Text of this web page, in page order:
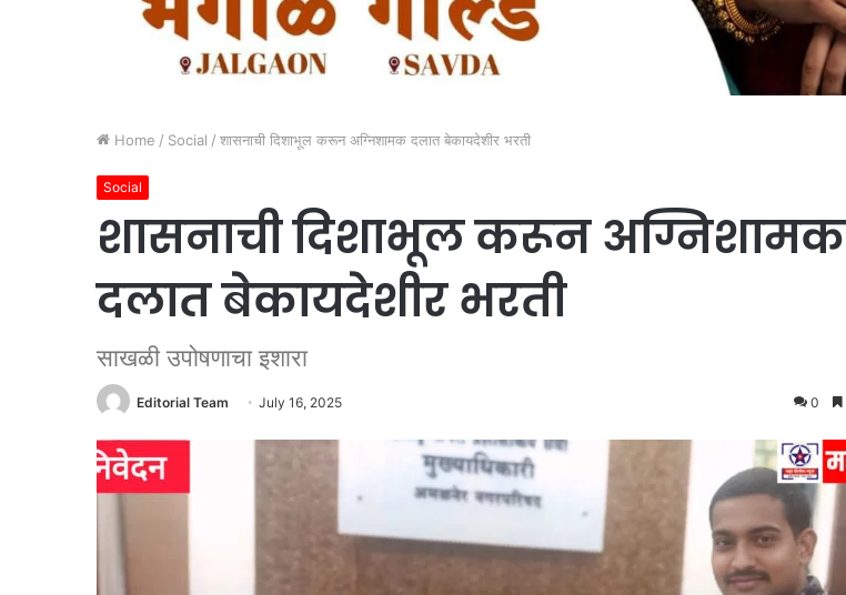
Home / Social / शासनाची दिशाभूल करून अग्निशामक दलात बेकायदेशीर भरती
Social
शासनाची दिशाभूल करून अग्निशामक
दलात बेकायदेशीर भरती
साखळी उपोषणाचा इशारा
Editorial Team July 16, 2025 0